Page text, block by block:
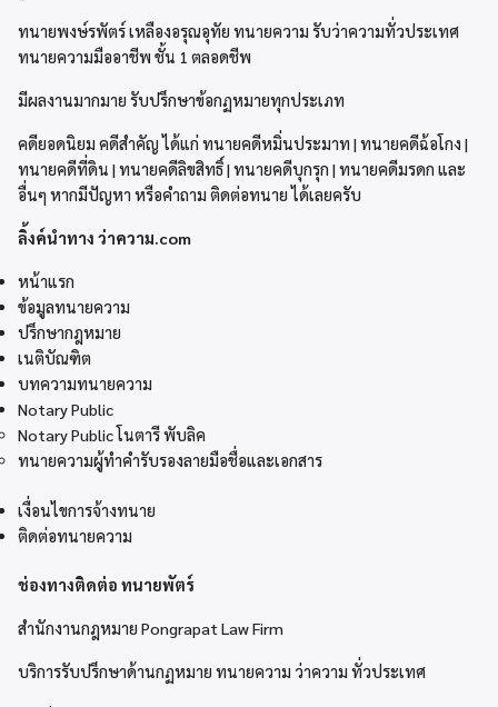
ทนายพงษ์รพัตร์ เหลืองอรุณอุทัย ทนายความ รับว่าความทั่วประเทศ
ทนายความมืออาชีพ ชั้น 1 ตลอดชีพ
มีผลงานมากมาย รับปรึกษาข้อกฏหมายทุกประเภท
คดียอดนิยม คดีสำคัญ ได้แก่ ทนายคดีหมิ่นประมาท | ทนายคดีฉ้อโกง |
ทนายคดีที่ดิน | ทนายคดีลิขสิทธิ์ | ทนายคดีบุกรุก | ทนายคดีมรดก และ
อื่นๆ หากมีปัญหา หรือคำถาม ติดต่อทนาย ได้เลยครับ
ลิ้งค์นำทาง ว่าความ.com
หน้าแรก
ข้อมูลทนายความ
ปรึกษากฎหมาย
เนติบัณฑิต
บทความทนายความ
Notary Public
Notary Public โนตารี พับลิค
ทนายความผู้ทำคำรับรองลายมือชื่อและเอกสาร
เงื่อนไขการจ้างทนาย
ติดต่อทนายความ
ช่องทางติดต่อ ทนายพัตร์
สำนักงานกฎหมาย Pongrapat Law Firm
บริการรับปรึกษาด้านกฏหมาย ทนายความ ว่าความ ทั่วประเทศ